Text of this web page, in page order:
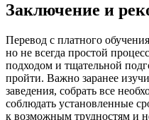
Заключение и
Перевод с платного
но не всегда простой
подходом и тщательной
пройти. Важно заранее
заведения, собрать все
соблюдать установленные
к возможным трудностям и